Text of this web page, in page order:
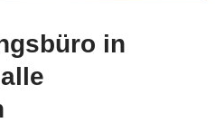
in